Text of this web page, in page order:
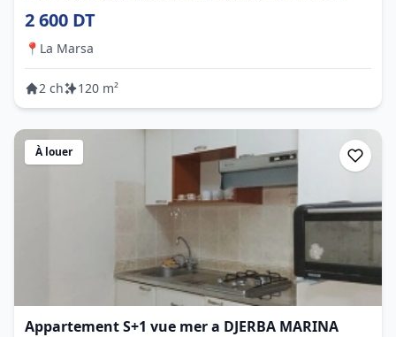
2 600 DT
📍 La Marsa
2 ch 120 m²
À louer
Appartement S+1 vue mer a DJERBA MARINA